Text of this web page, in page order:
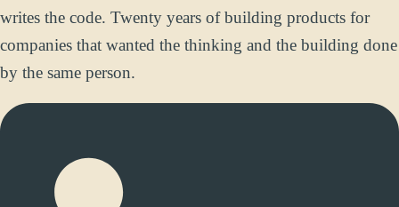
writes the code. Twenty years of building products for
companies that wanted the thinking and the building done
by the same person.